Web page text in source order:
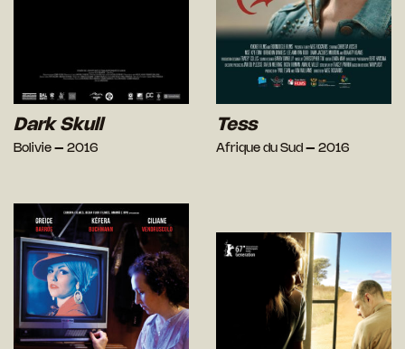
Dark Skull
Bolivie – 2016
Tess
Afrique du Sud – 2016